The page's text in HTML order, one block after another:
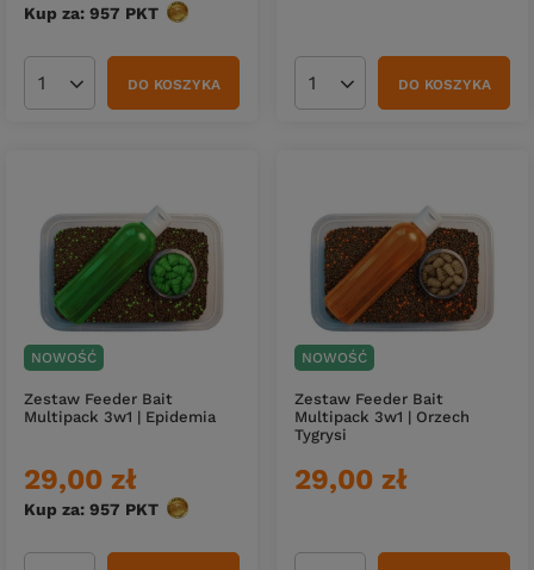
Kup za: 957 PKT punktów
Ilość produktówDO KOSZYKA Ilość produktówDO KOSZYKA
NOWOŚĆ
Zestaw Feeder Bait
Multipack 3w1 | Epidemia
29,00 zł
Kup za: 957 PKT punktów
NOWOŚĆ
Zestaw Feeder Bait
Multipack 3w1 | Orzech
Tygrysi
29,00 zł